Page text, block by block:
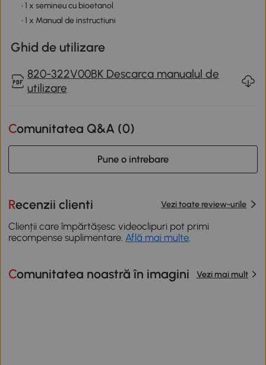
• 1 x semineu cu bioetanol
• 1 x Manual de instructiuni
Ghid de utilizare
820-322V00BK Descarca manualul de
utilizare
Comunitatea Q&A (0)
Pune o intrebare
Recenzii clienti Vezi toate review-urile
Clienții care împărtășesc videoclipuri pot primi
recompense suplimentare. Află mai multe.
Comunitatea noastră în imagini Vezi mai mult